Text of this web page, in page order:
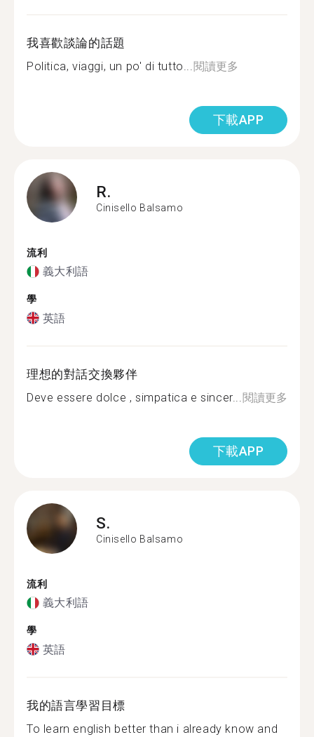
我喜歡談論的話題
Politica, viaggi, un po' di tutto... 閱讀更多
下載APP
R.
Cinisello Balsamo
流利
義大利語
學
英語
理想的對話交換夥伴
Deve essere dolce , simpatica e sincer... 閱讀更多
下載APP
S.
Cinisello Balsamo
流利
義大利語
學
英語
我的語言學習目標
To learn english better than i already know and